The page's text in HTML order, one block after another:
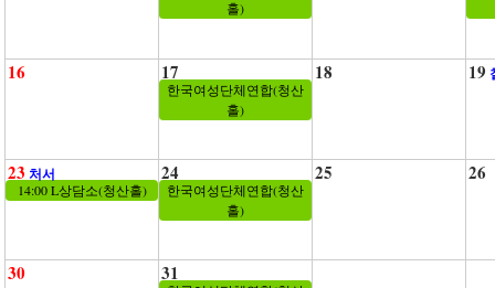
홀)
16 17
한국여성단체연합(청산
홀)
18 19
23 처서
14:00 L상담소(청산홀)
24
한국여성단체연합(청산
홀)
25 26
30 31